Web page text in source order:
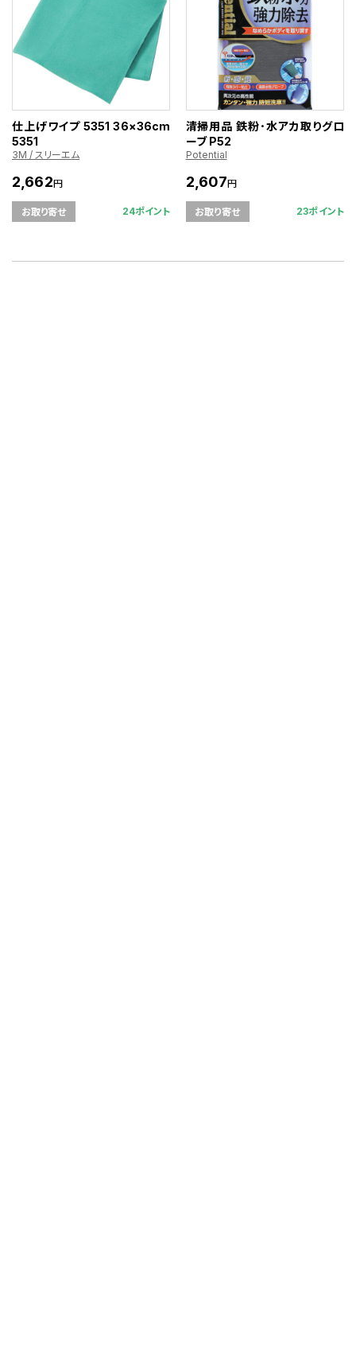
仕上げワイプ 5351 36×36cm
5351
3M / スリーエム
2,662円
お取り寄せ 24ポイント
清掃用品 鉄粉･水アカ取りグロ
ーブ P52
Potential
2,607円
お取り寄せ 23ポイント